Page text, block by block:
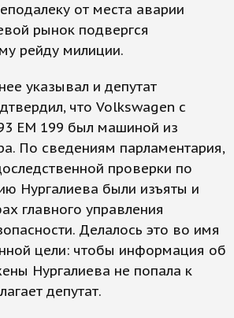
от места аварии
рынок подвергся
рейду милиции.
указывал и депутат
что Volkswagen с
ЕМ 199 был машиной из
По сведениям парламентария,
проверки по
Нургалиева были изъяты и
главного управления
Делалось это во имя
цели: чтобы информация об
Нургалиева не попала к
депутат.